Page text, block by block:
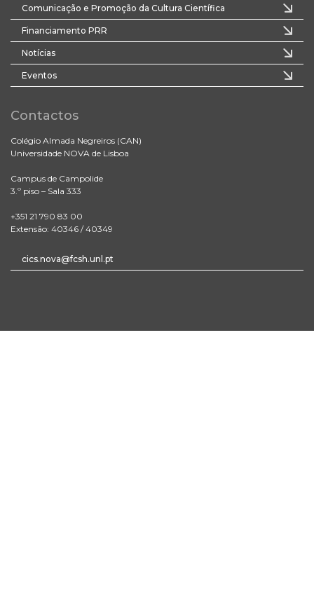
Comunicação e Promoção da Cultura Científica
Financiamento PRR
Notícias
Eventos
Contactos
Colégio Almada Negreiros (CAN)
Universidade NOVA de Lisboa
Campus de Campolide
3.º piso – Sala 333
+351 21 790 83 00
Extensão: 40346 / 40349
cics.nova@fcsh.unl.pt